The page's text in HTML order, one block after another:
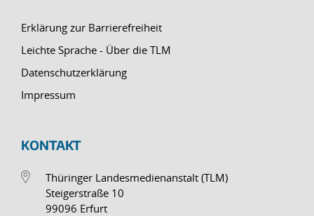
Erklärung zur Barrierefreiheit
Leichte Sprache - Über die TLM
Datenschutzerklärung
Impressum
KONTAKT
Thüringer Landesmedienanstalt (TLM)
Steigerstraße 10
99096 Erfurt